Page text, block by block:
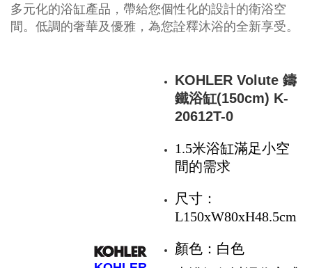
多元化的浴缸產品，帶給您個性化的設計的衛浴空
間。低調的奢華及優雅 ，為您詮釋沐浴的全新享受。
KOHLER Volute 鑄
鐵浴缸(150cm) K-
20612T-0
1.5米浴缸滿足小空
間的需求
尺寸：
L150xW80xH48.5cm
顏色：白色